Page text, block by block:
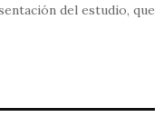
del estudio, que